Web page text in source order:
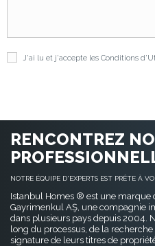
J'ai lu et j'accepte les Conditions
RENCONTREZ
NOTRE ÉQUIPE D'EXPERTS EST PRÊTE À
Istanbul Homes ® est une marque
Gayrimenkul AŞ, une compagnie
dans plusieurs pays depuis 2004.
long du processus, de la
signature de leurs titres de